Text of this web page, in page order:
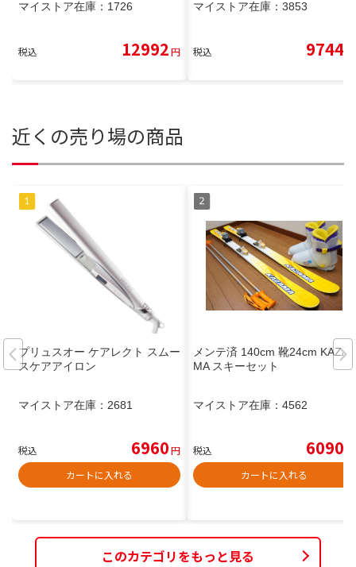
マイストア在庫： 1726
税込 12992円
マイストア在庫： 3853
税込 9744
近くの売り場の商品
プリュスオー ケアレクト スムー
スケアアイロン
マイストア在庫： 2681
税込 6960円
カートに入れる
メンテ済 140cm 靴24cm KAZA
MA スキーセット
マイストア在庫： 4562
税込 6090
カートに入れる
このカテゴリをもっと見る